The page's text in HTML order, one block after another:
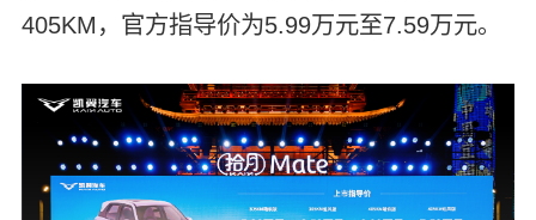
405KM，官方指导价为5.99万元至7.59万元。